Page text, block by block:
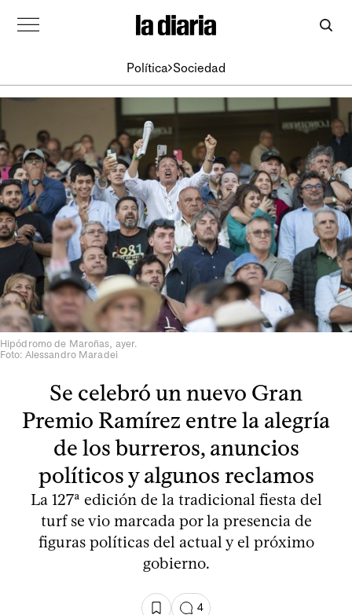
Política Sociedad
Hipódromo de Maroñas, ayer.
Foto: Alessandro Maradei
Se celebró un nuevo Gran
Premio Ramírez entre la alegría
de los burreros, anuncios
políticos y algunos reclamos
La 127ª edición de la tradicional fiesta del
turf se vio marcada por la presencia de
figuras políticas del actual y el próximo
gobierno.
4